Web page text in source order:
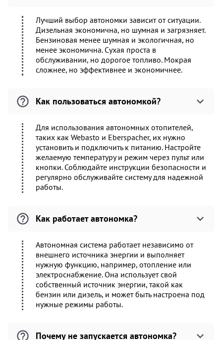
Лучший выбор автономки зависит от ситуации.
Дизельная экономична, но шумная и загрязняет.
Бензиновая менее шумная и экологичная, но
менее экономична. Сухая проста в
обслуживании, но дорогое топливо. Мокрая
сложнее, но эффективнее и экономичнее.
Как пользоваться автономкой?
Для использования автономных отопителей,
таких как Webasto и Eberspacher, их нужно
установить и подключить к питанию. Настройте
желаемую температуру и режим через пульт или
кнопки. Соблюдайте инструкции безопасности и
регулярно обслуживайте систему для надежной
работы.
Как работает автономка?
Автономная система работает независимо от
внешнего источника энергии и выполняет
нужную функцию, например, отопление или
электроснабжение. Она использует свой
собственный источник энергии, такой как
бензин или дизель, и может быть настроена под
нужные режимы работы.
Почему не запускается автономка?